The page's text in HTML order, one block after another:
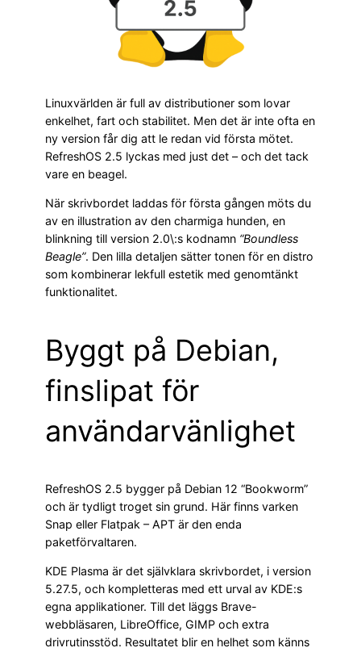
Linuxvärlden är full av distributioner som lovar
enkelhet, fart och stabilitet. Men det är inte ofta en
ny version får dig att le redan vid första mötet.
RefreshOS 2.5 lyckas med just det – och det tack
vare en beagel.
När skrivbordet laddas för första gången möts du
av en illustration av den charmiga hunden, en
blinkning till version 2.0\:s kodnamn “Boundless
Beagle”. Den lilla detaljen sätter tonen för en distro
som kombinerar lekfull estetik med genomtänkt
funktionalitet.
Byggt på Debian,
finslipat för
användarvänlighet
RefreshOS 2.5 bygger på Debian 12 “Bookworm”
och är tydligt troget sin grund. Här finns varken
Snap eller Flatpak – APT är den enda
paketförvaltaren.
KDE Plasma är det självklara skrivbordet, i version
5.27.5, och kompletteras med ett urval av KDE:s
egna applikationer. Till det läggs Brave-
webbläsaren, LibreOffice, GIMP och extra
drivrutinsstöd. Resultatet blir en helhet som känns